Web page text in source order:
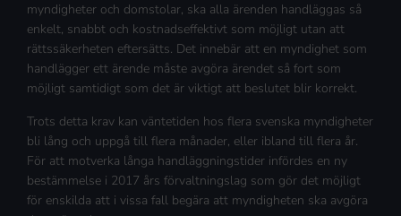
myndigheter och domstolar, ska alla ärenden handläggas så
enkelt, snabbt och kostnadseffektivt som möjligt utan att
rättssäkerheten eftersätts. Det innebär att en myndighet som
handlägger ett ärende måste avgöra ärendet så fort som
möjligt samtidigt som det är viktigt att beslutet blir korrekt.
Trots detta krav kan väntetiden hos flera svenska myndigheter
bli lång och uppgå till flera månader, eller ibland till flera år.
För att motverka långa handläggningstider infördes en ny
bestämmelse i 2017 års förvaltningslag som gör det möjligt
för enskilda att i vissa fall begära att myndigheten ska avgöra